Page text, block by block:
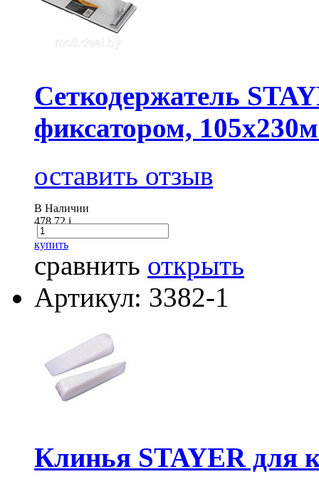
Сеткодержатель
фиксатором,
оставить отзыв
В Наличии
478.72i
купить
сравнить открыть
Артикул: 3382-1
Клинья STAYER для